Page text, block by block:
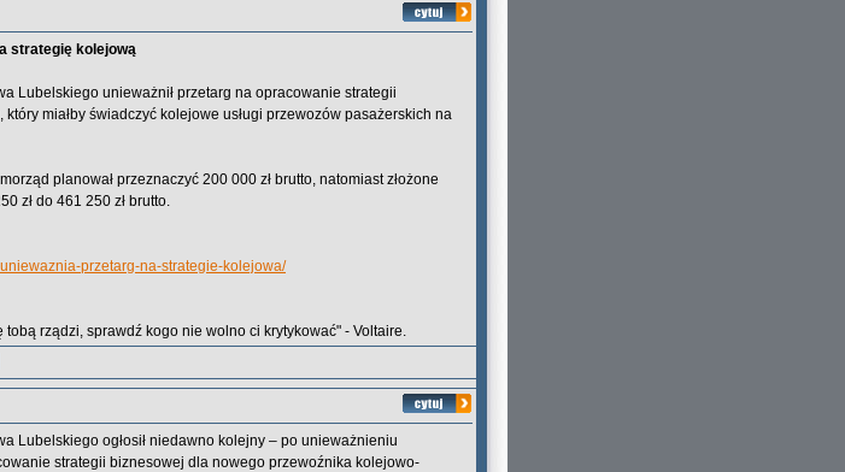
strategię kolejową
Lubelskiego unieważnił przetarg na opracowanie strategii
miałby świadczyć kolejowe usługi przewozów pasażerskich na
planował przeznaczyć 200 000 zł brutto, natomiast złożone
zł do 461 250 zł brutto.
przetarg-na-strategie-kolejowa/
rządzi, sprawdź kogo nie wolno ci krytykować" - Voltaire.
Lubelskiego ogłosił niedawno kolejny – po unieważnieniu
strategii biznesowej dla nowego przewoźnika kolejowo-